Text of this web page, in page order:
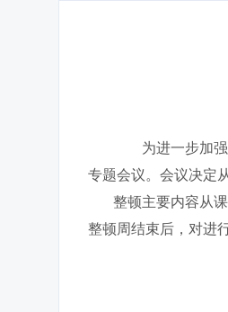
为进一步加强
专题会议。会议决定
整顿主要内容从课
整顿周结束后，对进